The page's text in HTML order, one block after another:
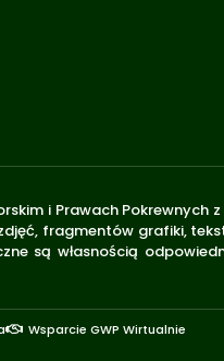
i Prawach Pokrewnych
fragmentów grafiki,
są własnością
Wsparcie GWP Wirtualnie